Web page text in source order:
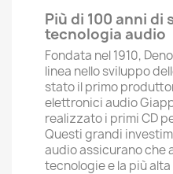
Più di 100 anni di
tecnologia audio
Fondata nel 1910,
linea nello sviluppo
stato il primo
elettronici audio
realizzato i primi CD
Questi grandi
audio assicurano che
tecnologie e la più